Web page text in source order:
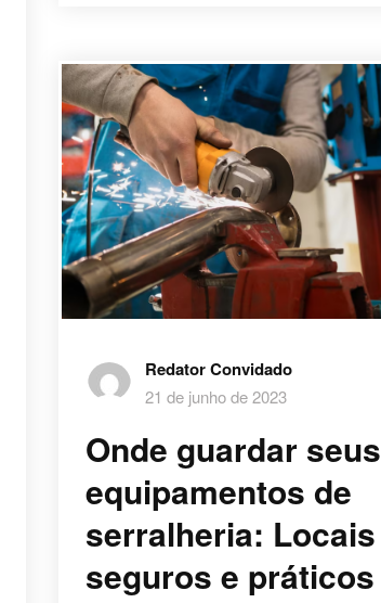
Redator Convidado
21 de junho de 2023
Onde guardar seus
equipamentos de
serralheria: Locais
seguros e práticos